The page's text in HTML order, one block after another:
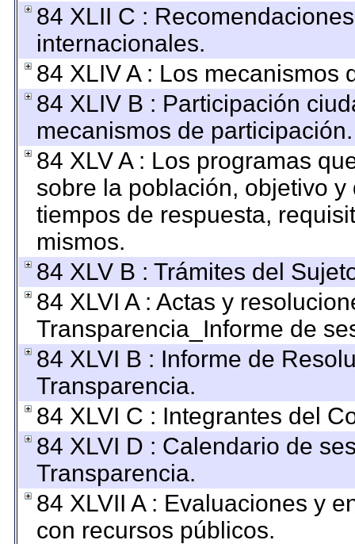
84 XLII C :
internacionales.
84 XLIV A : Los mecanismos
84 XLIV B : Participación
mecanismos de participación.
84 XLV A : Los programas
sobre la población, objetivo
tiempos de respuesta,
mismos.
84 XLV B : Trámites del
84 XLVI A : Actas y
Transparencia_Informe de
84 XLVI B : Informe de
Transparencia.
84 XLVI C : Integrantes del
84 XLVI D : Calendario de
Transparencia.
84 XLVII A : Evaluaciones y
con recursos públicos.